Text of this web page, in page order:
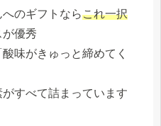
のギフトならこれ一択
が優秀
味がきゅっと締めてく
すべて詰まっています